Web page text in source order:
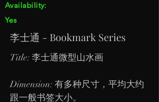
Availability:
Yes
李士通 - Bookmark Series
Title: 李士通微型山水画
Dimension: 有多种尺寸，平均大约
跟一般书签大小。